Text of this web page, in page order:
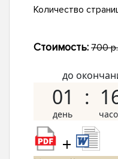
Количество
Стоимость: 700
до
01
+